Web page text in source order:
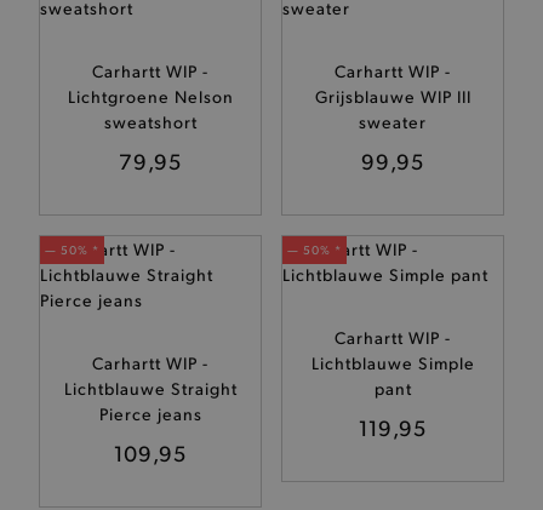
Carhartt WIP -
Lichtgroene Nelson
sweatshort
79,95
Carhartt WIP -
Grijsblauwe WIP III
sweater
99,95
— 50% *
Carhartt WIP -
Lichtblauwe Straight
Pierce jeans
109,95
— 50% *
Carhartt WIP -
Lichtblauwe Simple
pant
119,95